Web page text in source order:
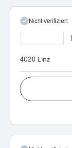
Nicht verifiziert
4020 Linz